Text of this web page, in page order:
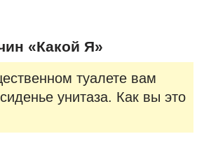
«Какой Я»
туалете вам
унитаза. Как вы это